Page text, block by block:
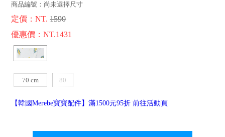
商品編號： 尚未選擇尺寸
定價：NT.1590
優惠價：NT.1431
70 cm
80
cm
【韓國Merebe寶寶配件】滿1500元95折 前往活動頁